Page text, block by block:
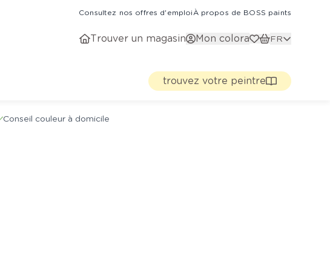
Consultez nos offres d'emploiÀ propos de BOSS paints
Trouver un magasin Mon colora FR
trouvez votre peintre
Conseil couleur à domicile